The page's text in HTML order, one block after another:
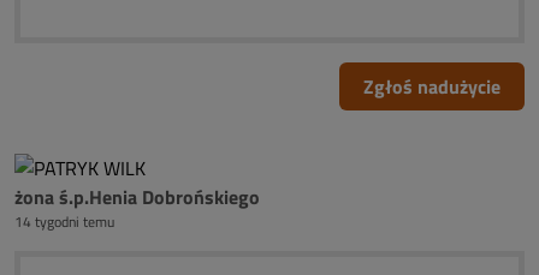
Zgłoś nadużycie
żona ś.p.Henia Dobrońskiego
14 tygodni temu